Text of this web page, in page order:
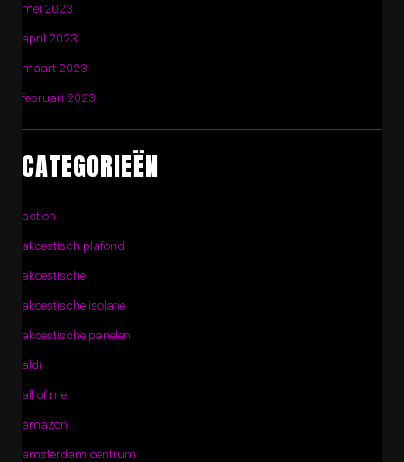
mei 2023
april 2023
maart 2023
februari 2023
CATEGORIEËN
action
akoestisch plafond
akoestische
akoestische isolatie
akoestische panelen
aldi
all of me
amazon
amsterdam centrum